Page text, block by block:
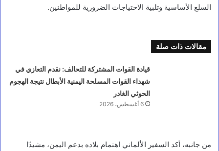
السلع الأساسية وتلبية الاحتياجات الضرورية للمواطنين.
مقالات ذات صلة
قيادة القوات المشتركة للتحالف: نقدم التعازي في
شهداء القوات المسلحة اليمنية الأبطال نتيجة الهجوم
الحوثي الغادر
6 أغسطس، 2026
من جانبه، أكد السفير الألماني اهتمام بلاده بدعم اليمن، مشيدًا